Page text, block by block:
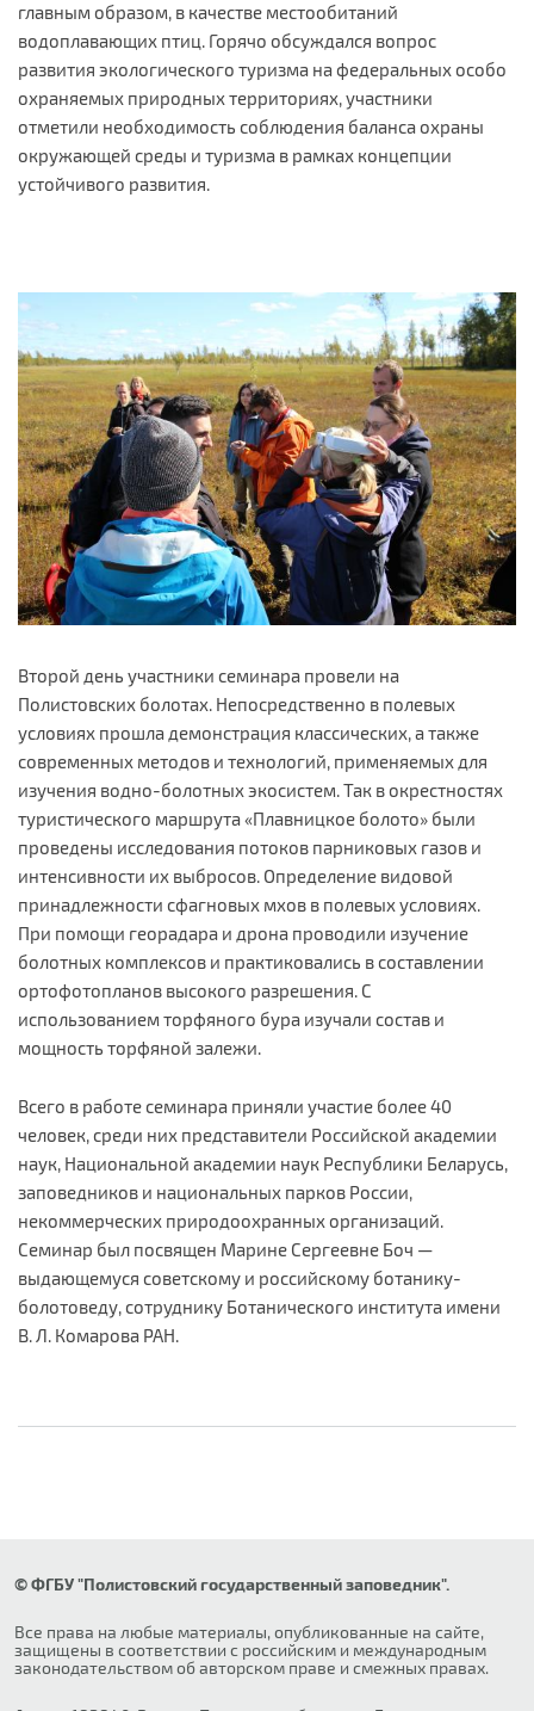
главным образом, в качестве местообитаний
водоплавающих птиц. Горячо обсуждался вопрос
развития экологического туризма на федеральных особо
охраняемых природных территориях, участники
отметили необходимость соблюдения баланса охраны
окружающей среды и туризма в рамках концепции
устойчивого развития.
Второй день участники семинара провели на
Полистовских болотах. Непосредственно в полевых
условиях прошла демонстрация классических, а также
современных методов и технологий, применяемых для
изучения водно-болотных экосистем. Так в окрестностях
туристического маршрута «Плавницкое болото» были
проведены исследования потоков парниковых газов и
интенсивности их выбросов. Определение видовой
принадлежности сфагновых мхов в полевых условиях.
При помощи георадара и дрона проводили изучение
болотных комплексов и практиковались в составлении
ортофотопланов высокого разрешения. С
использованием торфяного бура изучали состав и
мощность торфяной залежи.
Всего в работе семинара приняли участие более 40
человек, среди них представители Российской академии
наук, Национальной академии наук Республики Беларусь,
заповедников и национальных парков России,
некоммерческих природоохранных организаций.
Семинар был посвящен Марине Сергеевне Боч —
выдающемуся советскому и российскому ботанику-
болотоведу, сотруднику Ботанического института имени
В. Л. Комарова РАН.
© ФГБУ "Полистовский государственный заповедник".
Все права на любые материалы, опубликованные на сайте,
защищены в соответствии с российским и международным
законодательством об авторском праве и смежных правах.